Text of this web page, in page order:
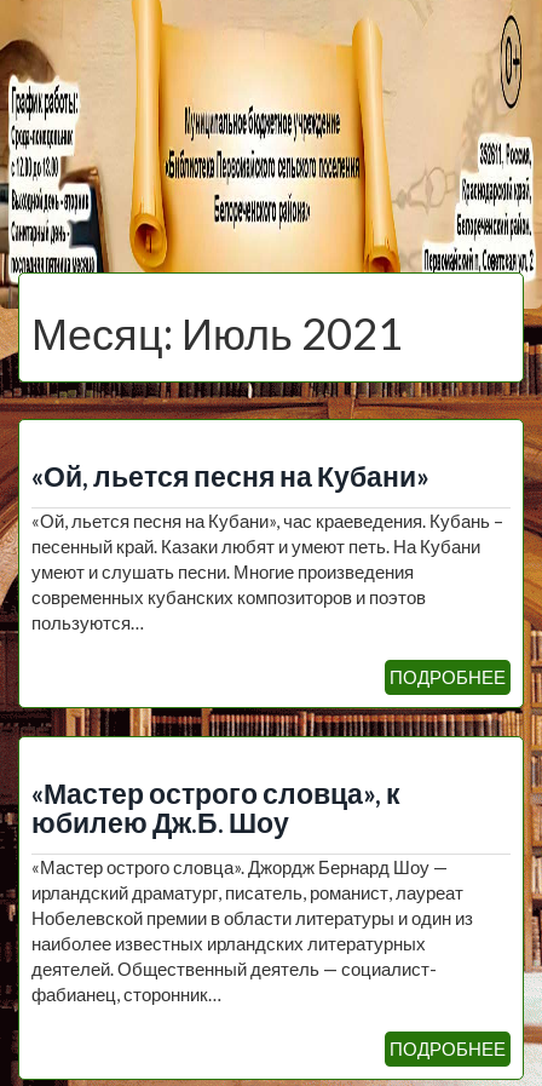
МБУ Библиотека
Первомайского
Сельского
Поселения
Месяц: Июль 2021
«Ой, льется песня на Кубани»
«Ой, льется песня на Кубани», час краеведения. Кубань –
песенный край. Казаки любят и умеют петь. На Кубани
умеют и слушать песни. Многие произведения
современных кубанских композиторов и поэтов
пользуются…
ПОДРОБНЕЕ
«Мастер острого словца», к
юбилею Дж.Б. Шоу
«Мастер острого словца». Джордж Бернард Шоу —
ирландский драматург, писатель, романист, лауреат
Нобелевской премии в области литературы и один из
наиболее известных ирландских литературных
деятелей. Общественный деятель — социалист-
фабианец, сторонник…
ПОДРОБНЕЕ